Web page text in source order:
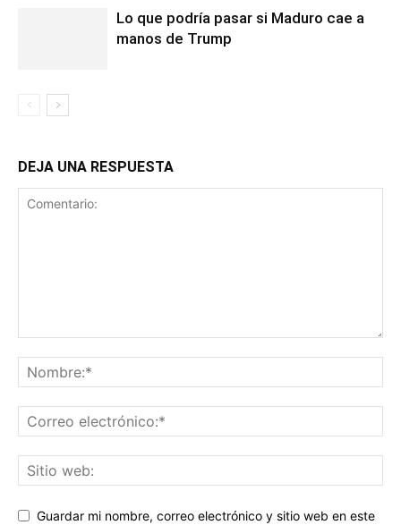
Lo que podría pasar si Maduro cae a
manos de Trump
DEJA UNA RESPUESTA
Guardar mi nombre, correo electrónico y sitio web en este